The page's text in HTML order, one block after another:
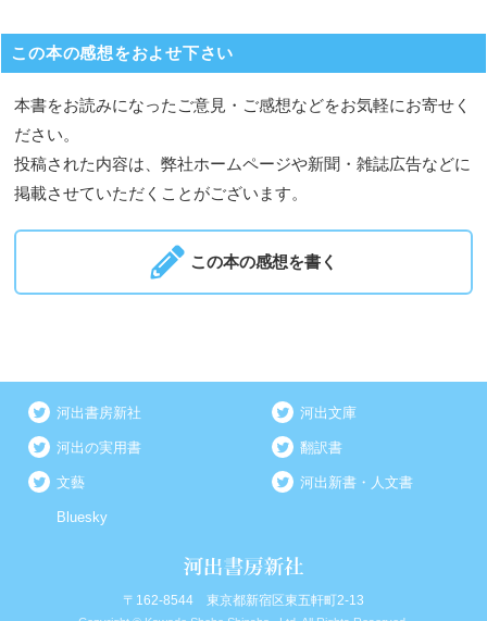
この本の感想をおよせ下さい
本書をお読みになったご意見・ご感想などをお気軽にお寄せく
ださい。
投稿された内容は、弊社ホームページや新聞・雑誌広告などに
掲載させていただくことがございます。
この本の感想を書く
河出書房新社 河出文庫
河出の実用書 翻訳書
文藝 河出新書・人文書
Bluesky
〒162-8544 東京都新宿区東五軒町2-13